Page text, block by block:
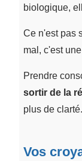
biologique,
Ce n'est pas
mal, c'est une
Prendre
sortir de la
plus de clarté.
Vos